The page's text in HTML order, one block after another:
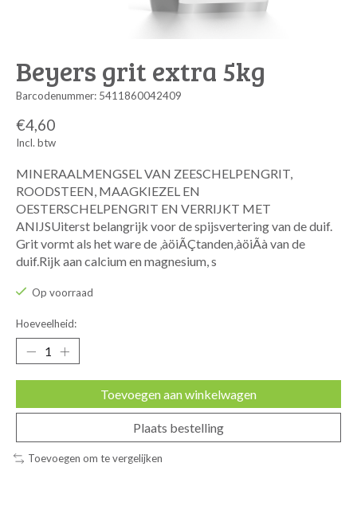
Beyers grit extra 5kg
Barcodenummer: 5411860042409
€4,60
Incl. btw
MINERAALMENGSEL VAN ZEESCHELPENGRIT,
ROODSTEEN, MAAGKIEZEL EN
OESTERSCHELPENGRIT EN VERRIJKT MET
ANIJSUiterst belangrijk voor de spijsvertering van de duif.
Grit vormt als het ware de ‚àöiÃÇtanden‚àöiÃà van de
duif.Rijk aan calcium en magnesium, s
Op voorraad
Hoeveelheid:
Toevoegen aan winkelwagen
Plaats bestelling
Toevoegen om te vergelijken